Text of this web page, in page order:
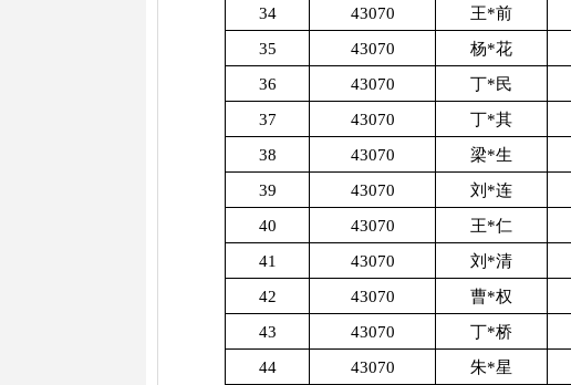
34
43070 王*前
35
43070 杨*花
36
43070 丁*民
37
43070 丁*其
38
43070 梁*生
39
43070 刘*连
40
43070 王*仁
41
43070 刘*清
42
43070 曹*权
43
43070 丁*桥
44
43070 朱*星